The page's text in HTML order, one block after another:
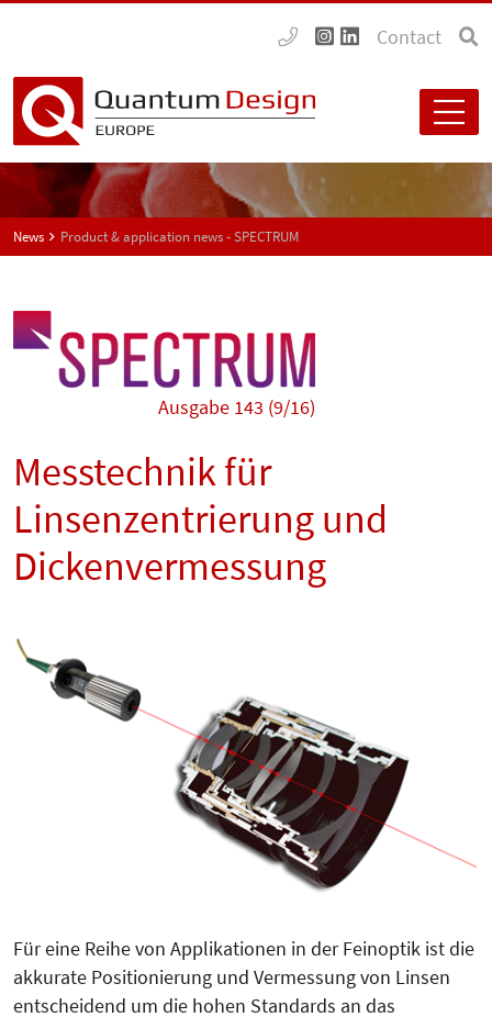
Contact
News Product & application news - SPECTRUM
Ausgabe 143 (9/16)
Messtechnik für
Linsenzentrierung und
Dickenvermessung
Für eine Reihe von Applikationen in der Feinoptik ist die
akkurate Po­sitionierung und Ver­mes­sung von Linsen
entscheidend um die hohen Standards an das